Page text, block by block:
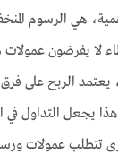
هي الرسوم
لا يفرضون عمولات
يعتمد الربح على
يجعل التداول
تتطلب عمولات